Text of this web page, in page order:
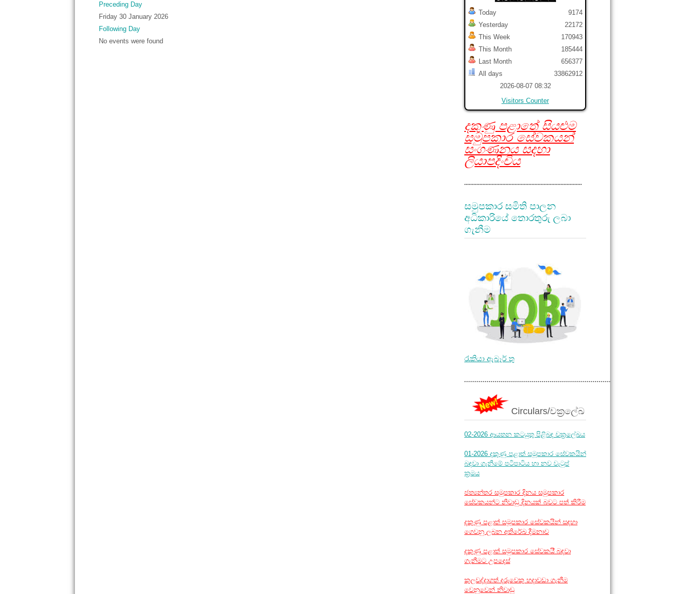
Preceding Day
Friday 30 January 2026
Following Day
No events were found
Today
Yesterday
This Week
This Month
Last Month
All days
9174
22172
170943
185444
656377
33862912
2026-08-07 08:32
Visitors Counter
දකුණු පළාතේ සියළුම
සමුපකාර සේවකයන්
සංගණනය සදහා
ලියාපදිංචිය
.............................................................................
සමුපකාර සමිති පාලන
අධිකාරියේ තොරතුරු ලබා
ගැනීම
රැකියා ඇබෑර් තු
.............................................................................
Circulars/චක්‍රලේඛ
02-2026 ආයතන කටයුතු පිළිබඳ චක්‍රලේඛය
01-2026 දකුණු පළාත් සමූපකාර සේවකයින්
බඳවා ගැනීමේ පටිපාටිය හා නව වැටුප්
ක්‍රමය
ජත්‍යන්තර සමුපකාර දිනය සමුපකාර
සේවකයන්ට නිවාඩු දිනයක් බවට පත් කිරීම
දකුණු පළාත් සමූපකාර සේවකයින් සඳහා
ගෙවනු ලබන අතිරේඛ දීමනාව
දකුණු පළාත් සමුපකාර සේවකයි් බඳවා
ගැනීමට උපදෙස්
කුලවද්දාගත් දරුවෙකු හදාවඩා ගැනීම
වෙනුවෙන් නිවාඩු